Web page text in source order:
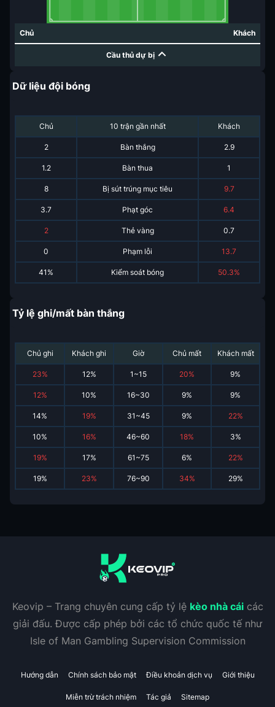
Chủ Khách
Cầu thủ dự bị
Dữ liệu đội bóng
Chủ 10 trận gần nhất Khách
2 Bàn thắng 2.9
1.2 Bàn thua 1
8 Bị sút trúng mục tiêu 9.7
3.7 Phạt góc 6.4
2 Thẻ vàng 0.7
0 Phạm lỗi 13.7
41% Kiểm soát bóng 50.3%
Tỷ lệ ghi/mất bàn thắng
Chủ ghi Khách ghi Giờ Chủ mất Khách mất
23% 12% 1~15 20% 9%
12% 10% 16~30 9% 9%
14% 19% 31~45 9% 22%
10% 16% 46~60 18% 3%
19% 17% 61~75 6% 22%
19% 23% 76~90 34% 29%
Keovip – Trang chuyên cung cấp tỷ lệ kèo nhà cáicác
giải đấu. Được cấp phép bởi các tổ chức quốc tế như
Isle of Man Gambling Supervision Commission
Hướng dẫn Chính sách bảo mật Điều khoản dịch vụ Giới thiệu
Miễn trừ trách nhiệm Tác giả Sitemap